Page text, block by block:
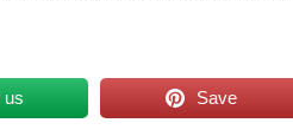
us Save